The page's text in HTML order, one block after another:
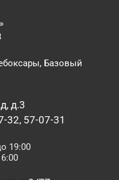
Базовый
д.3
32, 57-07-31
19:00